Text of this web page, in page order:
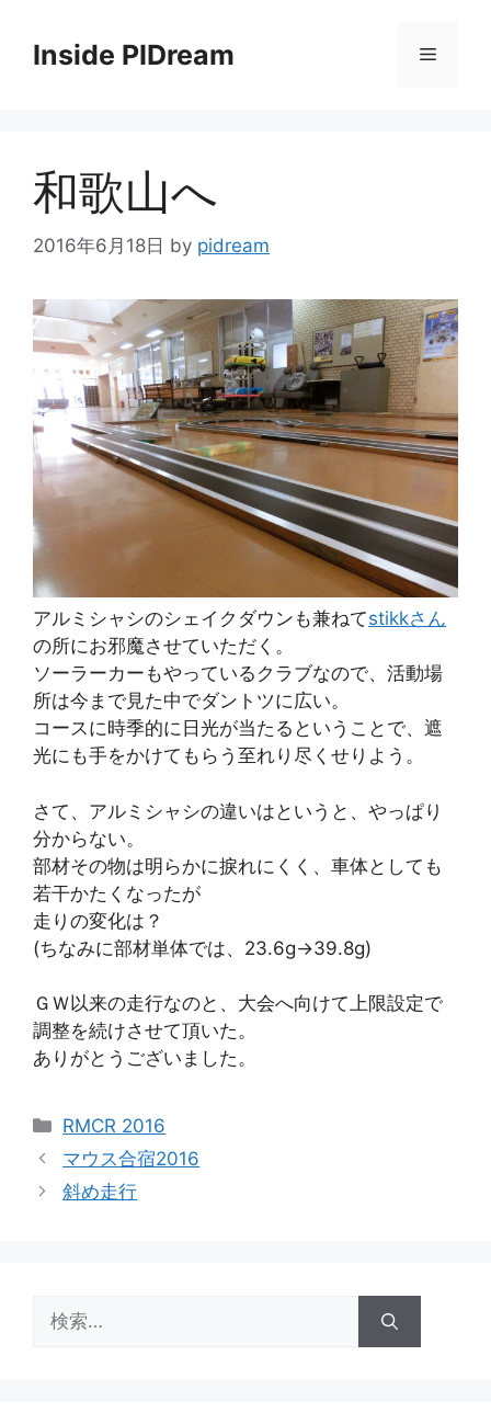
Inside PIDream メ
和歌山へ
2016年6月18日 by pidream
アルミシャシのシェイクダウンも兼ねてstikkさん
の所にお邪魔させていただく。
ソーラーカーもやっているクラブなので、活動場
所は今まで見た中でダントツに広い。
コースに時季的に日光が当たるということで、遮
光にも手をかけてもらう至れり尽くせりよう。
さて、アルミシャシの違いはというと、やっぱり
分からない。
部材その物は明らかに捩れにくく、車体としても
若干かたくなったが
走りの変化は？
(ちなみに部材単体では、23.6g->39.8g)
ＧＷ以来の走行なのと、大会へ向けて上限設定で
調整を続けさせて頂いた。
ありがとうございました。
カ
テ
リ
RMCR 2016
マウス合宿2016
斜め走行
索: